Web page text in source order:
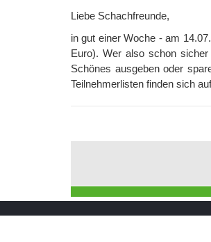
Liebe Schachfreunde,
in gut einer Woche - am
Euro). Wer also schon
Schönes ausgeben oder
Teilnehmerlisten finden sich